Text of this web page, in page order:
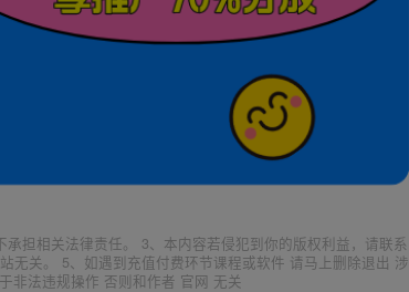
担相关法律责任。 3、本内容若侵犯到你的版权利益，请联系
无关。 5、如遇到充值付费环节课程或软件 请马上删除退出 涉
非法违规操作 否则和作者 官网 无关